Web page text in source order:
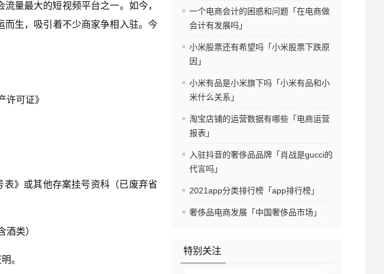
一个电商会计的困惑和问题「在电商做
会计有发展吗」
小米股票还有希望吗「小米股票下跌原
因」
小米有品是小米旗下吗「小米有品和小
米什么关系」
淘宝店铺的运营数据有哪些「电商运营
报表」
入驻抖音的奢侈品品牌「肖战是gucci的
代言吗」
2021app分类排行榜「app排行榜」
奢侈品电商发展「中国奢侈品市场」
特别关注
量最大的短视频平台之一。如今，
而生，吸引着不少商家争相入驻。今
许可证》
表》或其他存案挂号资科（已废弃省
类）
。